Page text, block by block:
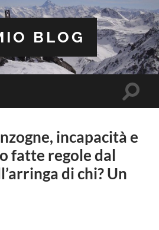
BLOG
ricerca
incapacità e
fatte regole dal
di chi? Un